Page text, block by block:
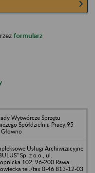
formularz
Wytwórcze Sprzętu
Spółdzielnia Pracy,95-
Usługi Archiwizacyjne
Sp. z o.o., ul.
102, 96-200 Rawa
tel./fax 0-46 813-12-03